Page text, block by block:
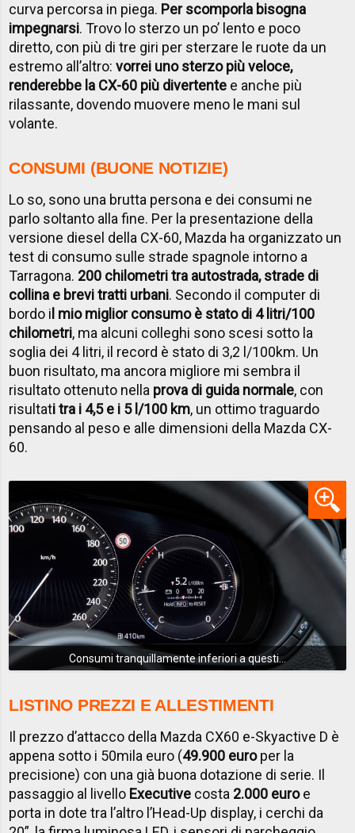
curva percorsa in piega. Per scomporla bisogna
impegnarsi. Trovo lo sterzo un po’ lento e poco
diretto, con più di tre giri per sterzare le ruote da un
estremo all’altro:vorrei uno sterzo più veloce,
renderebbe la CX-60 più divertente e anche più
rilassante, dovendo muovere meno le mani sul
volante.
CONSUMI (BUONE NOTIZIE)
Lo so, sono una brutta persona e dei consumi ne
parlo soltanto alla fine. Per la presentazione della
versione diesel della CX-60, Mazda ha organizzato un
test di consumo sulle strade spagnole intorno a
Tarragona. 200 chilometri tra autostrada, strade di
collina e brevi tratti urbani. Secondo il computer di
bordo i l mio miglior consumo è stato di 4 litri/100
chilometri, ma alcuni colleghi sono scesi sotto la
soglia dei 4 litri, il record è stato di 3,2 l/100km. Un
buon risultato, ma ancora migliore mi sembra il
risultato ottenuto nella prova di guida normale, con
risultati tra i 4,5 e i 5 l/100 km, un ottimo traguardo
pensando al peso e alle dimensioni della Mazda CX-
60.
Consumi tranquillamente inferiori a questi...
LISTINO PREZZI E ALLESTIMENTI
Il prezzo d’attacco della Mazda CX60 e-Skyactive D è
appena sotto i 50mila euro (49.900 europer la
precisione) con una già buona dotazione di serie. Il
passaggio al livello Executive costa 2.000 euroe
porta in dote tra l’altro l’Head-Up display, i cerchi da